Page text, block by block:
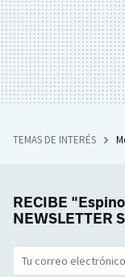
TEMAS DE INTERÉS
RECIBE
NEWSLETTER